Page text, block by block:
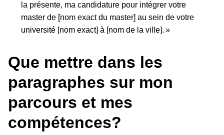
la présente, ma candidature pour intégrer votre
master de [nom exact du master] au sein de votre
université [nom exact] à [nom de la ville]. »
Que mettre dans les
paragraphes sur mon
parcours et mes
compétences?